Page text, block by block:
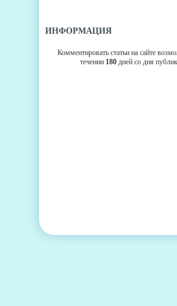
ИНФОРМАЦИЯ
Комментировать статьи на сайте
течении 180 дней со дня